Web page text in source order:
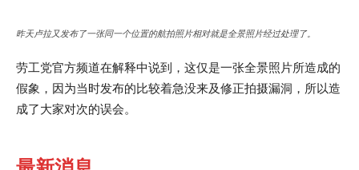
昨天卢拉又发布了一张同一个位置的航拍照片相对就是全景照片经过处理了。
劳工党官方频道在解释中说到，这仅是一张全景照片所造成的
假象，因为当时发布的比较着急没来及修正拍摄漏洞，所以造
成了大家对次的误会。